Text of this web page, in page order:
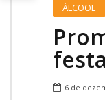
Nossa História
Nossa Missão e
ÁLCOOL
6 de